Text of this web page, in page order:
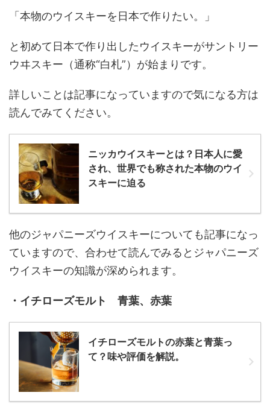
「本物のウイスキーを日本で作りたい。」
と初めて日本で作り出したウイスキーがサントリー
ウヰスキー（通称“白札”）が始まりです。
詳しいことは記事になっていますので気になる方は
読んでみてください。
ニッカウイスキーとは？日本人に愛
され、世界でも称された本物のウイ
スキーに迫る
他のジャパニーズウイスキーについても記事になっ
ていますので、合わせて読んでみるとジャパニーズ
ウイスキーの知識が深められます。
・イチローズモルト 青葉、赤葉
イチローズモルトの赤葉と青葉っ
て？味や評価を解説。